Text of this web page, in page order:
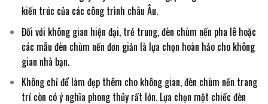
kiến trúc của các công trình châu Âu.
Đối với không gian hiện đại, trẻ trung, đèn chùm nến pha lê hoặc
các mẫu đèn chùm nến đơn giản là lựa chọn hoàn hảo cho không
gian nhà bạn.
Không chỉ để làm đẹp thêm cho không gian, đèn chùm nến trang
trí còn có ý nghĩa phong thủy rất lớn. Lựa chọn một chiếc đèn